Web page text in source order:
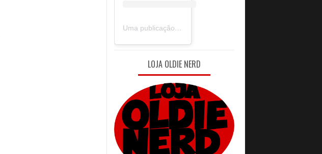
Uma publicação compartilhada por Oldie Nerd (@oldie_nerd)
LOJA OLDIE NERD